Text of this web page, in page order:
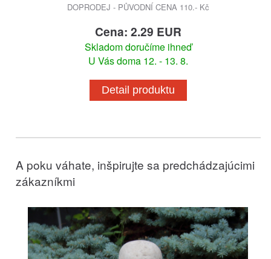
DOPRODEJ - PŮVODNÍ CENA 110.- Kč
Cena: 2.29 EUR
Skladom doručíme ihneď
U Vás doma 12. - 13. 8.
Detail produktu
A poku váhate, inšpirujte sa predchádzajúcimi
zákazníkmi